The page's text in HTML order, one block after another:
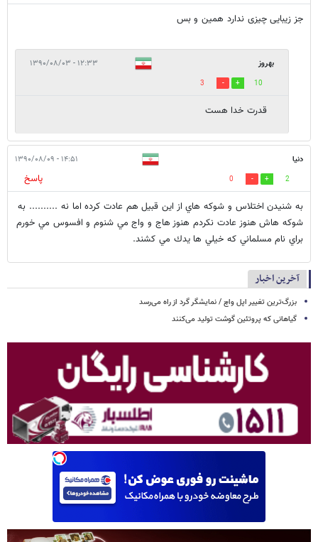
جز زیبایی چیزی ندارد همین و بس
بهروز ۱۲:۳۳ - ۱۳۹۰/۰۸/۰۳
10
3
قدرت خدا هست
دنيا ۱۴:۵۱ - ۱۳۹۰/۰۸/۰۹
2
0
پاسخ
به شنيدن اختلاس و شوكه هاي از اين قبيل هم عادت كرده اما نه .......... به
شوكه هاش هنوز عادت نكردم هنوز هاج و واج مي شنوم و افسوس مي خورم
براي نام مسلماني كه خيلي ها يدك مي كشند.
آخرین اخبار
بزرگ‌ترین تغییر اپل واچ / نمایشگر گرد از راه می‌رسد
گیاهانی که پروتئین گوشت تولید می‌کنند